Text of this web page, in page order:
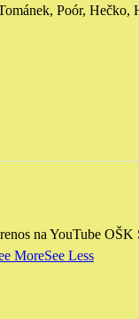
Poór, Hečko,
na YouTube OŠK
MoreSee Less